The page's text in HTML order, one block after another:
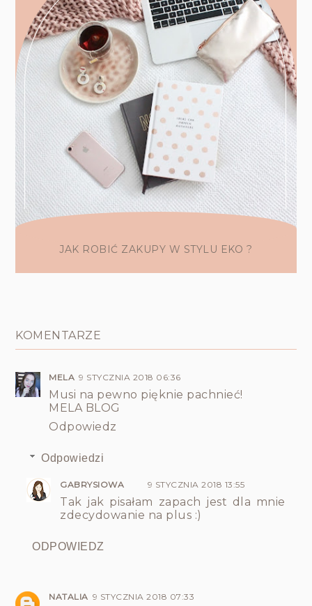
JAK ROBIĆ ZAKUPY W STYLU EKO ?
KOMENTARZE
MELA 9 STYCZNIA 2018 06:36
Musi na pewno pięknie pachnieć!
MELA BLOG
Odpowiedz
Odpowiedzi
GABRYSIOWA 9 STYCZNIA 2018 13:55
Tak jak pisałam zapach jest dla mnie
zdecydowanie na plus :)
ODPOWIEDZ
NATALIA 9 STYCZNIA 2018 07:33